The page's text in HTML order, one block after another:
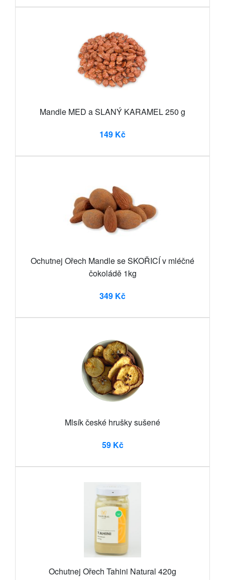
Mandle MED a SLANÝ KARAMEL 250 g
149 Kč
Ochutnej Ořech Mandle se SKOŘICÍ v mléčné
čokoládě 1kg
349 Kč
Mlsík české hrušky sušené
59 Kč
Ochutnej Ořech Tahini Natural 420g